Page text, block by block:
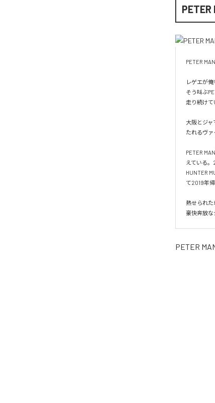
PETER
PETER
レゲエが俺
そう叫ぶ
走り続けて
大阪とジ
たれるヴ
PETER
えている
HUNTER
て2019年帰
熱せられた
豪快奔放な
PETER